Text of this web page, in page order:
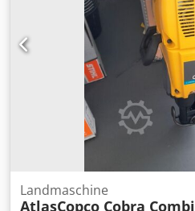
Landmaschine
AtlasCopco Cobra Combi